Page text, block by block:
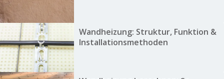
Wandheizung: Struktur, Funktion &
Installationsmethoden